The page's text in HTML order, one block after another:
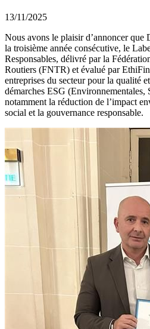
13/11/2025
Nous avons le plaisir d’annoncer
la troisième année consécutive, le
Responsables, délivré par la
Routiers (FNTR) et évalué par
entreprises du secteur pour la qualité
démarches ESG (Environnementales,
notamment la réduction de l’impact
social et la gouvernance responsable.